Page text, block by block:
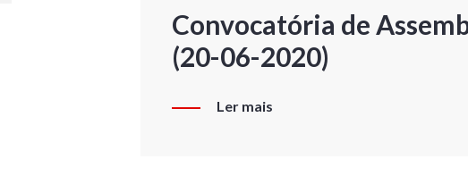
Convocatória de
(20-06-2020)
Ler mais